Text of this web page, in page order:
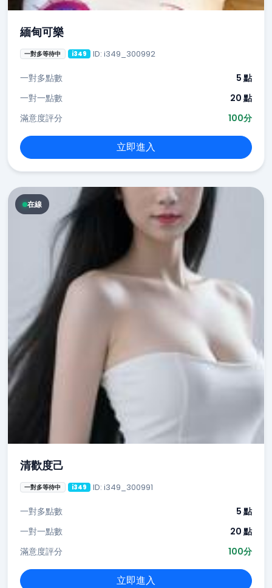
緬甸可樂
一對多等待中 i349 ID: i349_300992
一對多點數
5 點
一對一點數
20 點
滿意度評分
100分
立即進入
在線
清歡度己
一對多等待中 i349 ID: i349_300991
一對多點數
5 點
一對一點數
20 點
滿意度評分
100分
立即進入